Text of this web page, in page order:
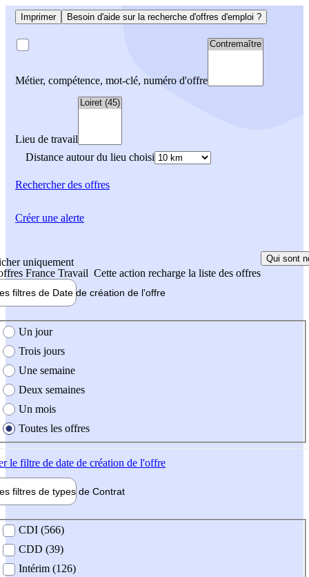
Imprimer Besoin d'aide sur la recherche d'offres d'emploi ?
Métier, compétence, mot-clé, numéro d'offre
Lieu de travail
Distance autour du lieu choisi
Rechercherdes offres
uniquement
France Travail Cette action recharge la liste des offres
Qui sont
filtres de Date de création de l'offre
création de l'offre
Un jour
Trois jours
Une semaine
Deux semaines
Un mois
Toutes les offres
le filtre de date de création de l'offre
filtres de types de Contrat
contrat
CDI (566)
CDD (39)
Intérim (126)
Créer une alerte